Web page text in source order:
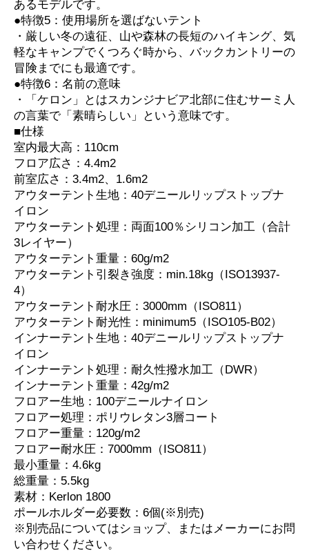
あるモデルです。
●特徴5：使用場所を選ばないテント
・厳しい冬の遠征、山や森林の長短のハイキング、気
軽なキャンプでくつろぐ時から、バックカントリーの
冒険までにも最適です。
●特徴6：名前の意味
・「ケロン」とはスカンジナビア北部に住むサーミ人
の言葉で「素晴らしい」という意味です。
■仕様
室内最大高：110cm
フロア広さ：4.4m2
前室広さ：3.4m2、1.6m2
アウターテント生地：40デニールリップストップナ
イロン
アウターテント処理：両面100％シリコン加工（合計
3レイヤー）
アウターテント重量：60g/m2
アウターテント引裂き強度：min.18kg（ISO13937-
4）
アウターテント耐水圧：3000mm（ISO811）
アウターテント耐光性：minimum5（ISO105-B02）
インナーテント生地：40デニールリップストップナ
イロン
インナーテント処理：耐久性撥水加工（DWR）
インナーテント重量：42g/m2
フロアー生地：100デニールナイロン
フロアー処理：ポリウレタン3層コート
フロアー重量：120g/m2
フロアー耐水圧：7000mm（ISO811）
最小重量：4.6kg
総重量：5.5kg
素材：Kerlon 1800
ポールホルダー必要数：6個(※別売)
※別売品についてはショップ、またはメーカーにお問
い合わせください。